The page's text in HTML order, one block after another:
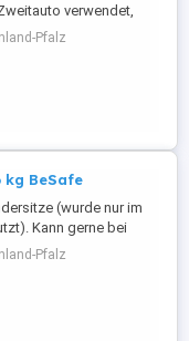
verwendet,
Bei Interesse, kann der
werden. NUR
und Barzahlung.
Pfalz
kg BeSafe
(wurde nur im
Kann gerne bei
werden. NUR
Pfalz